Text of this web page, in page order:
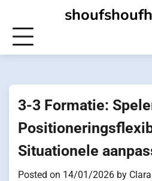
content
3-3 Formatie:
Situationele
Posted on 14/01/2026 by